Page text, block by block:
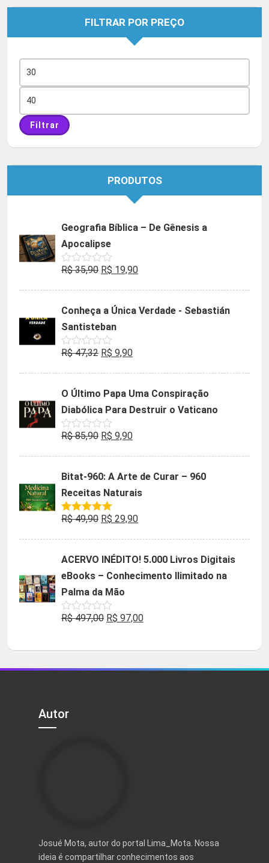
FILTRAR POR PREÇO
mínimo
máximo
Filtrar
PRODUTOS
Geografia Bíblica – De Gênesis a
Apocalipse
Avaliação
de
R$35,90 O
era:
R$ 35,90.
R$ 19,90O
é:
Conheça a Única Verdade - Sebastián
Santisteban
Avaliação
de
R$47,32 O
era:
R$ 47,32.
R$ 9,90O
é:
R$ 9,90.
O Último Papa Uma Conspiração
Diabólica Para Destruir o Vaticano
Avaliação
de
R$85,90 O
era:
R$ 85,90.
R$ 9,90O
é:
R$ 9,90.
Bitat-960: A Arte de Curar – 960
Receitas Naturais
Avaliação
R$49,90 O
era:
R$ 49,90.
R$ 29,90O
é:
R$ 29,90.
ACERVO INÉDITO! 5.000 Livros Digitais
eBooks – Conhecimento Ilimitado na
Palma da Mão
Avaliação
5
R$497,00 O
original
era:
R$ 97,00O
atual
é:
Autor
Josué Mota, autor do portal Lima_Mota. Nossa
ideia é compartilhar conhecimentos aos